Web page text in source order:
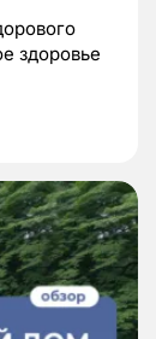
здоровье